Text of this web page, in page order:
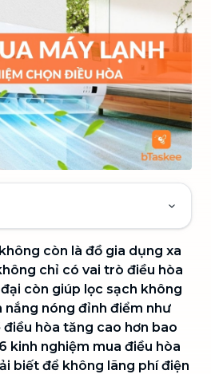
còn là đồ gia dụng xa
chỉ có vai trò điều hòa
còn giúp lọc sạch không
nắng nóng đỉnh điểm như
điều hòa tăng cao hơn bao
kinh nghiệm mua điều hòa
biết để không lãng phí điện